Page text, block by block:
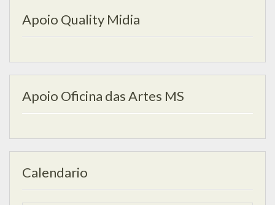
Apoio Quality Midia
Apoio Oficina das Artes MS
Calendario